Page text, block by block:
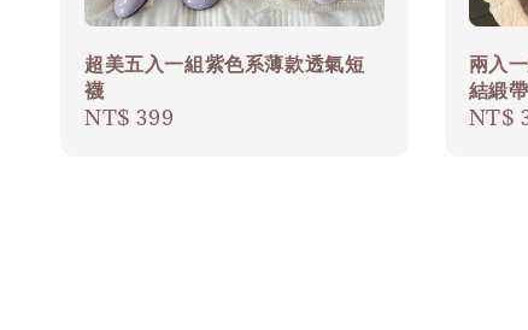
超美五入一組紫色系薄款透氣短
襪
Regular
NT$ 399
兩入
結緞
NT$